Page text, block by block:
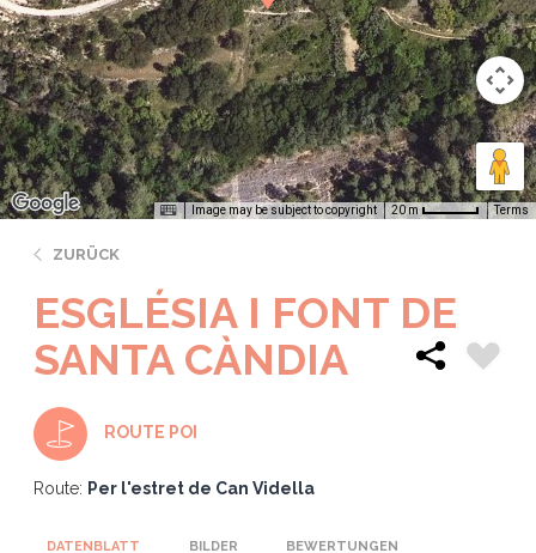
Image may be subject to copyright 20 m Terms
ZURÜCK
ESGLÉSIA I FONT DE
SANTA CÀNDIA
ROUTE POI
Route: Per l'estret de Can Vidella
DATENBLATT BILDER BEWERTUNGEN